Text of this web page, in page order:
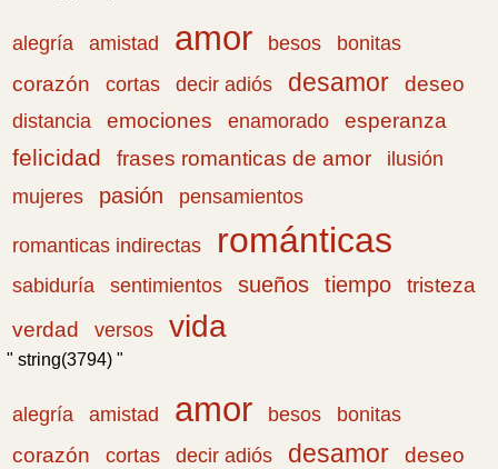
alegría amistad amor besos
bonitas
corazón
cortas decir adiós desamor deseo
distancia emociones enamorado esperanza
felicidad frases romanticas de amor
ilusión
mujeres
pasión pensamientos
romanticas indirectas románticas
sabiduría sentimientos sueños tiempo
tristeza
verdad
versos vida
" string(3794) "
alegría amistad amor besos
bonitas
corazón
cortas decir adiós desamor deseo